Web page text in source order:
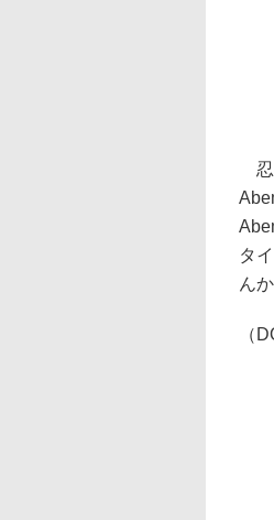
忍
タ
ん
（